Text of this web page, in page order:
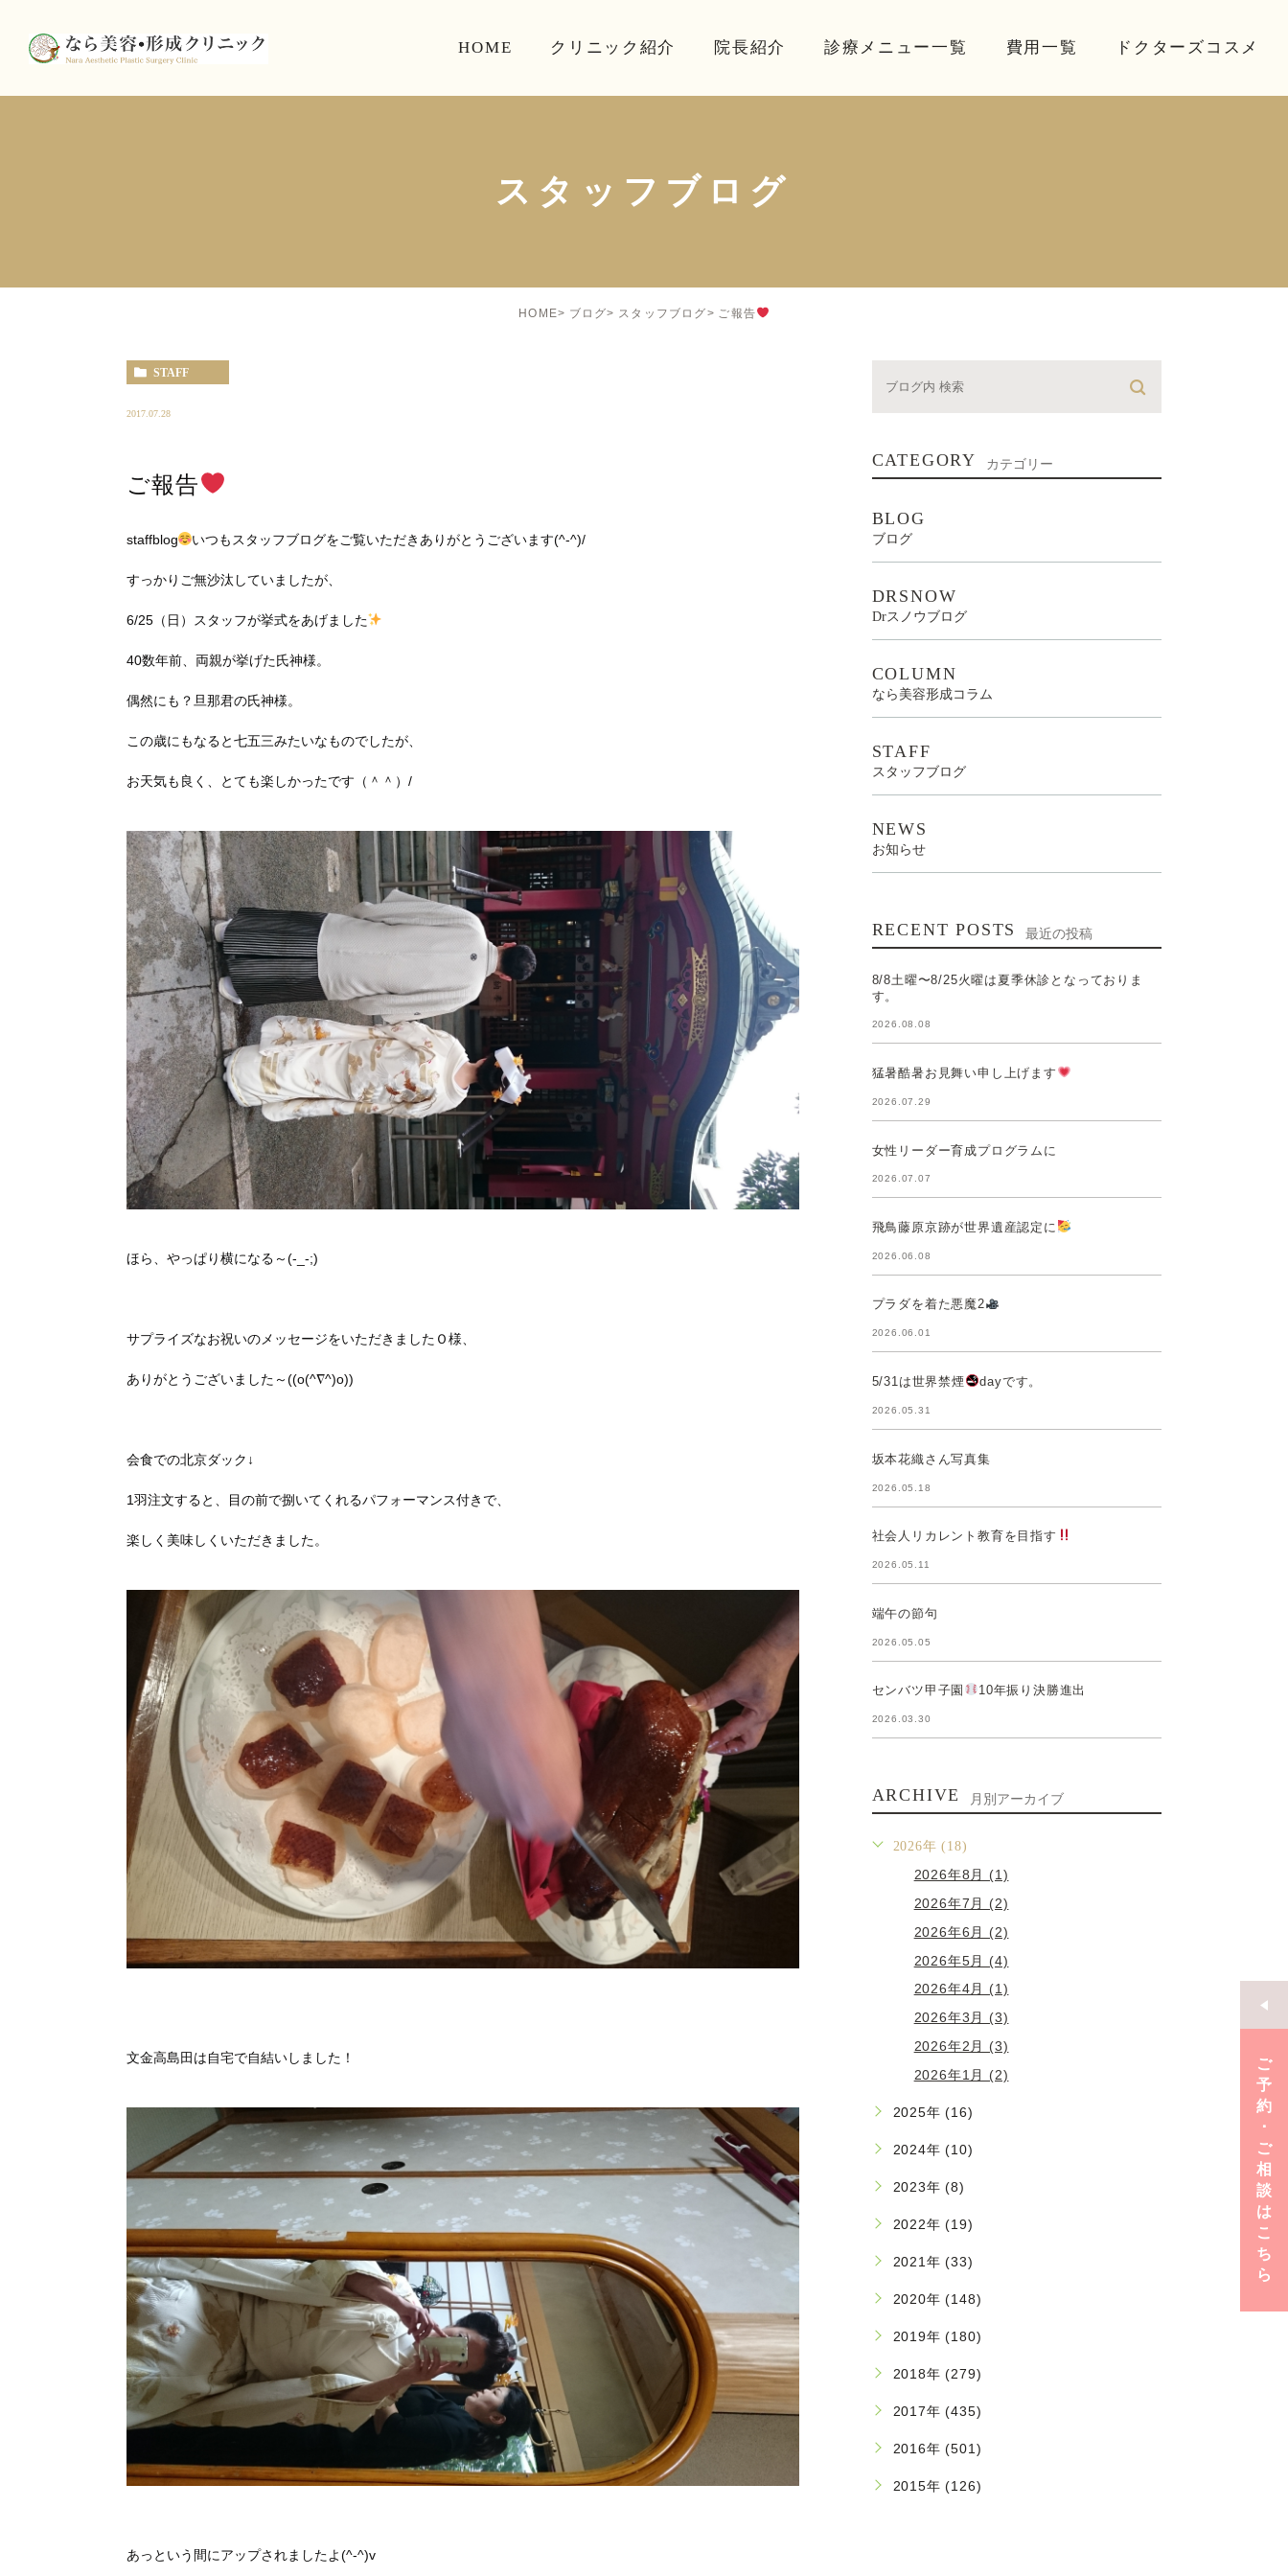
HOME クリニック紹介 院長紹介 診療メニュー一覧 費用一覧 ドクターズコスメ
ご
予
約
･
ご
相
談
は
こ
ち
ら
スタッフブログ
HOME ブログ スタッフブログ ご報告
STAFF
2017.07.28
ご報告
staffblog いつもスタッフブログをご覧いただきありがとうございます(^-^)/
すっかりご無沙汰していましたが、
6/25（日）スタッフが挙式をあげました
40数年前、両親が挙げた氏神様。
偶然にも？旦那君の氏神様。
この歳にもなると七五三みたいなものでしたが、
お天気も良く、とても楽しかったです（＾＾）/
ほら、やっぱり横になる～(-_-;)
サプライズなお祝いのメッセージをいただきましたＯ様、
ありがとうございました～((o(^∇^)o))
会食での北京ダック↓
1羽注文すると、目の前で捌いてくれるパフォーマンス付きで、
楽しく美味しくいただきました。
文金高島田は自宅で自結いしました！
あっという間にアップされましたよ(^-^)v
CATEGORY カテゴリー
BLOG
ブログ
DRSNOW
Drスノウブログ
COLUMN
なら美容形成コラム
STAFF
スタッフブログ
NEWS
お知らせ
RECENT POSTS 最近の投稿
8/8土曜〜8/25火曜は夏季休診となっておりま
す。
2026.08.08
猛暑酷暑お見舞い申し上げます
2026.07.29
女性リーダー育成プログラムに
2026.07.07
飛鳥藤原京跡が世界遺産認定に
2026.06.08
プラダを着た悪魔2
2026.06.01
5/31は世界禁煙 dayです。
2026.05.31
坂本花織さん写真集
2026.05.18
社会人リカレント教育を目指す
2026.05.11
端午の節句
2026.05.05
センバツ甲子園 10年振り決勝進出
2026.03.30
ARCHIVE 月別アーカイブ
2026年 (18)
2026年8月 (1)
2026年7月 (2)
2026年6月 (2)
2026年5月 (4)
2026年4月 (1)
2026年3月 (3)
2026年2月 (3)
2026年1月 (2)
2025年 (16)
2024年 (10)
2023年 (8)
2022年 (19)
2021年 (33)
2020年 (148)
2019年 (180)
2018年 (279)
2017年 (435)
2016年 (501)
2015年 (126)